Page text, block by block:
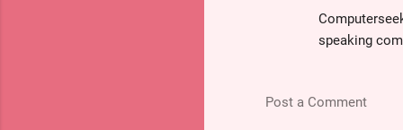
बैरोमीटर द्वारा वायुमंडलीय दाब मापा
speaking
Post a Comment